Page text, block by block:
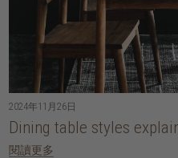
2024年11月26日
Dining table styles
閱讀更多